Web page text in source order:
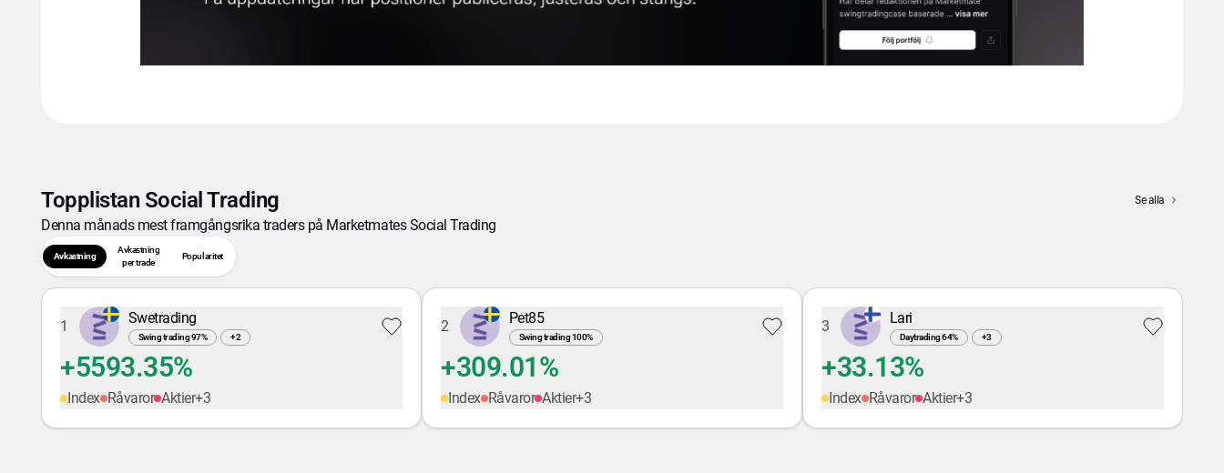
Topplistan Social Trading Se alla
Denna månads mest framgångsrika traders på Marketmates Social Trading
Avkastning
Avkastning
per trade
Popularitet
1 Swetrading
Swing trading97% +2
+5593.35%
Index Råvaror Aktier+3
2 Pet85
Swing trading100%
+309.01%
Index Råvaror Aktier+3
3 Lari
Daytrading64% +3
+33.13%
Index Råvaror Aktier+3